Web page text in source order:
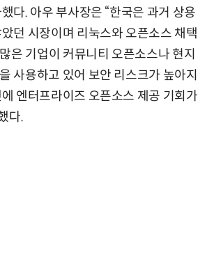
다. 아우 부사장은 “한국은 과거 상용
던 시장이며 리눅스와 오픈소스 채택
은 기업이 커뮤니티 오픈소스나 현지
사용하고 있어 보안 리스크가 높아지
엔터프라이즈 오픈소스 제공 기회가
다.